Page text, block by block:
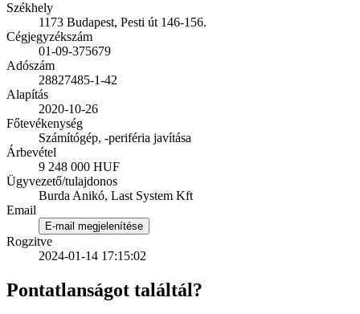
Székhely
1173 Budapest, Pesti út 146-156.
Cégjegyzékszám
01-09-375679
Adószám
28827485-1-42
Alapítás
2020-10-26
Főtevékenység
Számítógép, -periféria javítása
Árbevétel
9 248 000 HUF
Ügyvezető/tulajdonos
Burda Anikó, Last System Kft
Email
E-mail megjelenítése
Rogzitve
2024-01-14 17:15:02
Pontatlanságot találtál?